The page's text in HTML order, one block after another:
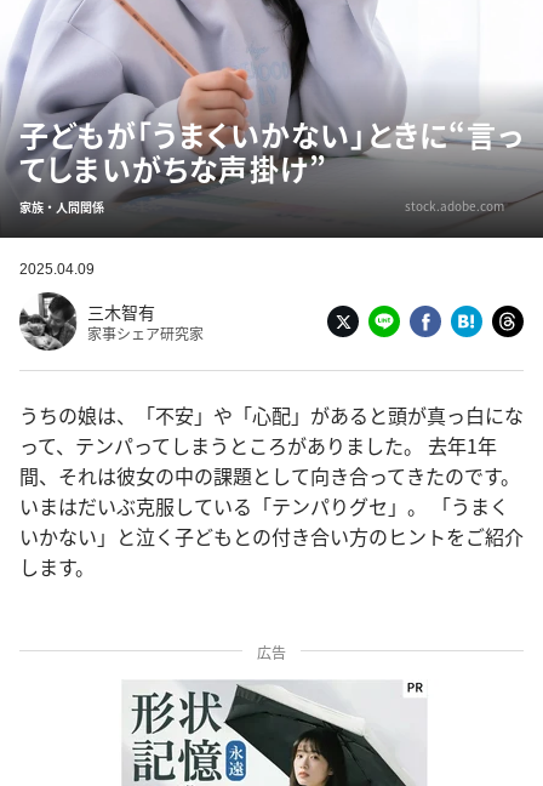
子どもが「うまくいかない」ときに“言っ
てしまいがちな声掛け”
家族・人間関係 stock.adobe.com
2025.04.09
三木智有
家事シェア研究家
うちの娘は、「不安」や「心配」があると頭が真っ白にな
って、テンパってしまうところがありました。 去年1年
間、それは彼女の中の課題として向き合ってきたのです。
いまはだいぶ克服している「テンパりグセ」。 「うまく
いかない」と泣く子どもとの付き合い方のヒントをご紹介
します。
広告